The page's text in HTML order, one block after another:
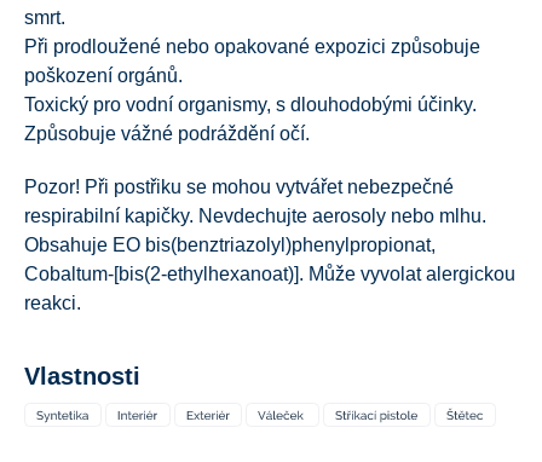
smrt.
Při prodloužené nebo opakované expozici způsobuje
poškození orgánů.
Toxický pro vodní organismy, s dlouhodobými účinky.
Způsobuje vážné podráždění očí.
Pozor! Při postřiku se mohou vytvářet nebezpečné
respirabilní kapičky. Nevdechujte aerosoly nebo mlhu.
Obsahuje EO bis(benztriazolyl)phenylpropionat,
Cobaltum-[bis(2-ethylhexanoat)]. Může vyvolat alergickou
reakci.
Vlastnosti